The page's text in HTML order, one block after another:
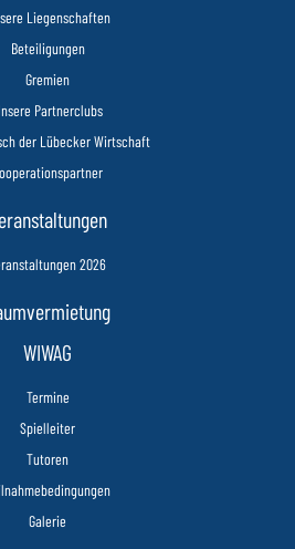
Liegenschaften
Beteiligungen
Gremien
Partnerclubs
der Lübecker Wirtschaft
2026
WIWAG
Termine
Spielleiter
Tutoren
Galerie